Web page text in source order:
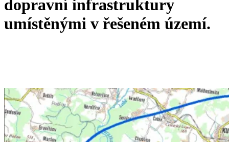
dopravní infrastruktury
umístěnými v řešeném území.